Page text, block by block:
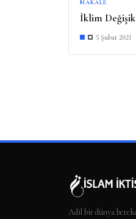
MAKALE
İklim
5 Şubat 2021
Adil bir dünya